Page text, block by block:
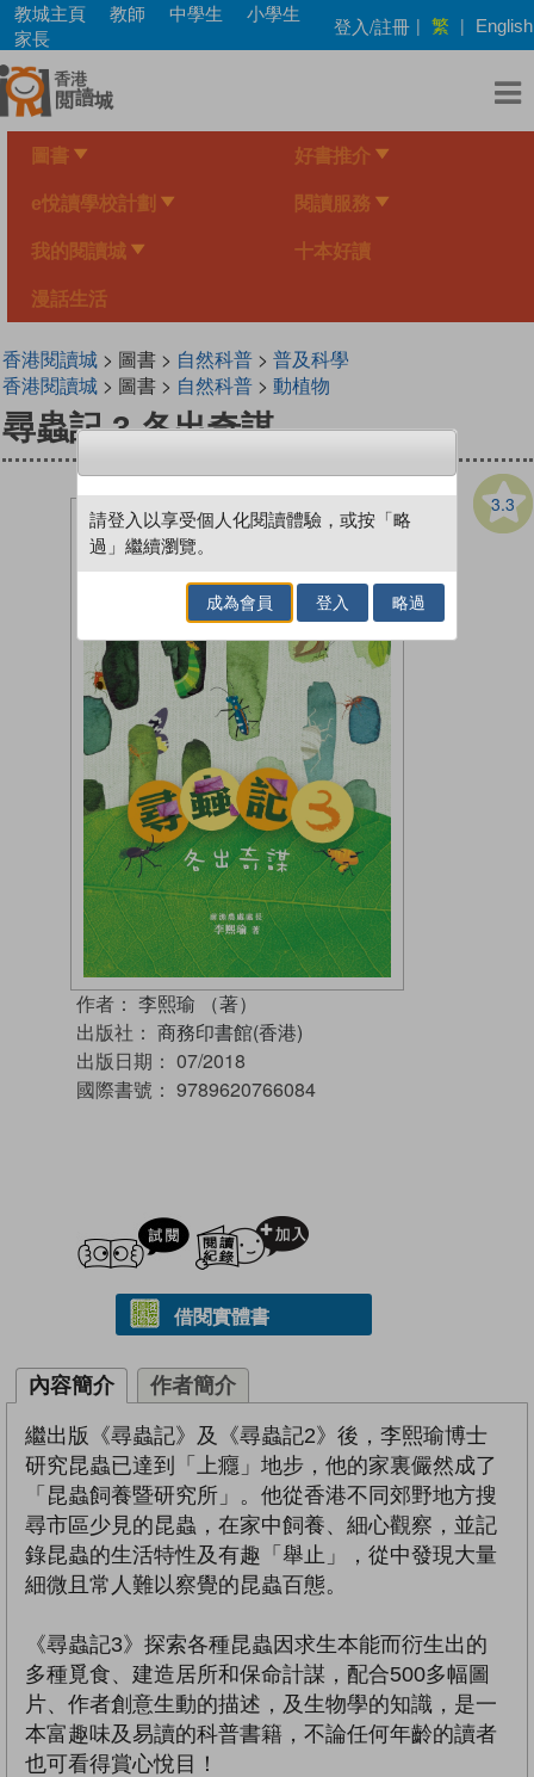
Skip
main
content
教城主頁 教師 中學生
小學生
家長
登入/註冊 | 繁 | English
圖書 好書推介
e悅讀學校計劃 閱讀服務
我的閱讀城 十本好讀
漫話生活
香港閱讀城> 圖書 > 自然科普> 普及科學
香港閱讀城> 圖書 > 自然科普> 動植物
尋蟲記 3 各出奇謀
3.3
作者： 李熙瑜 （著）
出版社： 商務印書館(香港)
出版日期： 07/2018
國際書號： 9789620766084
試閲
借閱實體書
內容簡介 作者簡介
繼出版《尋蟲記》及《尋蟲記2》後，李熙瑜博士
研究昆蟲已達到「上癮」地步，他的家裏儼然成了
「昆蟲飼養暨研究所」。他從香港不同郊野地方搜
尋市區少見的昆蟲，在家中飼養、細心觀察，並記
錄昆蟲的生活特性及有趣「舉止」，從中發現大量
細微且常人難以察覺的昆蟲百態。
《尋蟲記3》探索各種昆蟲因求生本能而衍生出的
多種覓食、建造居所和保命計謀，配合500多幅圖
片、作者創意生動的描述，及生物學的知識，是一
本富趣味及易讀的科普書籍，不論任何年齡的讀者
也可看得賞心悅目！
請登入以享受個人化閱讀體驗，或按「略
過」繼續瀏覽。
成為會員 登入 略過